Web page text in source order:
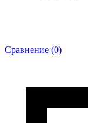
Сравнение (0)